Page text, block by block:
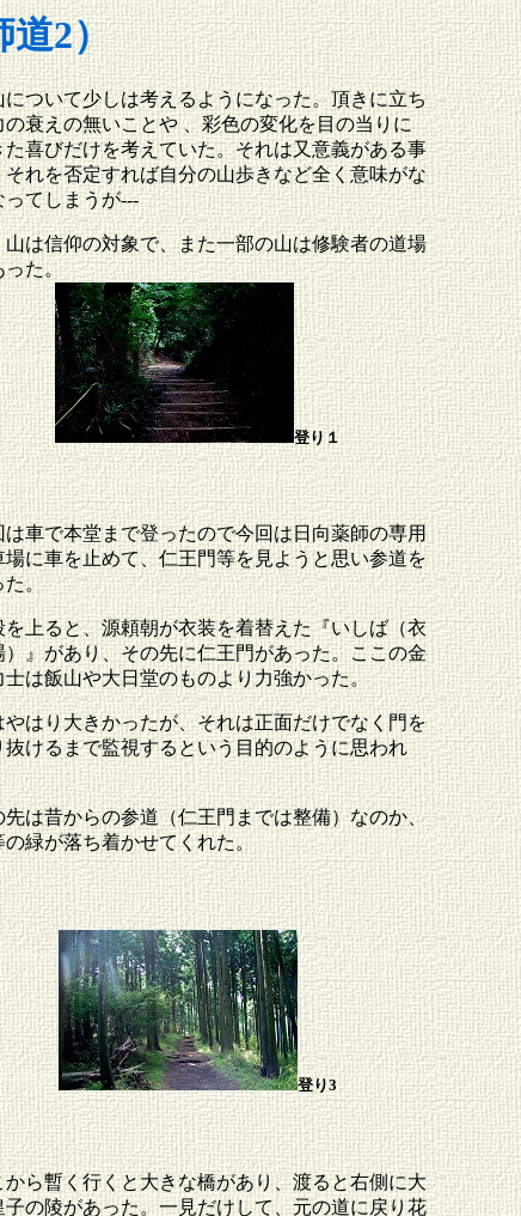
道2）
について少しは考えるようになった。頂きに立ち
の衰えの無いことや 、彩色の変化を目の当りに
た喜びだけを考えていた。それは又意義がある事
それを否定すれば自分の山歩きなど全く意味がな
ってしまうが---
山は信仰の対象で、また一部の山は修験者の道場
った。
登り１
は車で本堂まで登ったので今回は日向薬師の専用
場に車を止めて、仁王門等を見ようと思い参道を
た。
を上ると、源頼朝が衣装を着替えた『いしば（衣
）』があり、その先に仁王門があった。ここの金
士は飯山や大日堂のものより力強かった。
やはり大きかったが、それは正面だけでなく門を
抜けるまで監視するという目的のように思われ
先は昔からの参道（仁王門までは整備）なのか、
の緑が落ち着かせてくれた。
登り3
から暫く行くと大きな橋があり、渡ると右側に大
子の陵があった。一見だけして、元の道に戻り花